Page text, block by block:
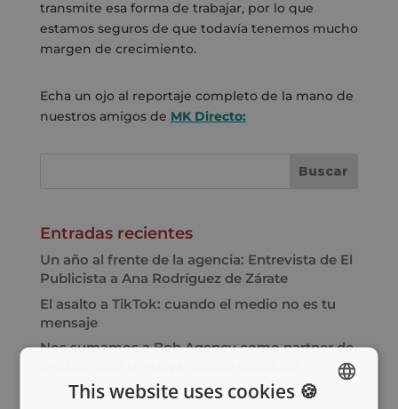
transmite esa forma de trabajar, por lo que
estamos seguros de que todavía tenemos mucho
margen de crecimiento.
Echa un ojo al reportaje completo de la mano de
nuestros amigos de MK Directo:
Entradas recientes
Un año al frente de la agencia: Entrevista de El
Publicista a Ana Rodríguez de Zárate
El asalto a TikTok: cuando el medio no es tu
mensaje
Nos sumamos a Bob Agency como partner de
This website uses cookies 🍪